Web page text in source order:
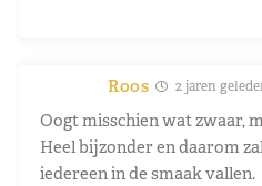
Roos 2 jaren
Oogt misschien wat zwaar,
Heel bijzonder en daarom
iedereen in de smaak vallen.